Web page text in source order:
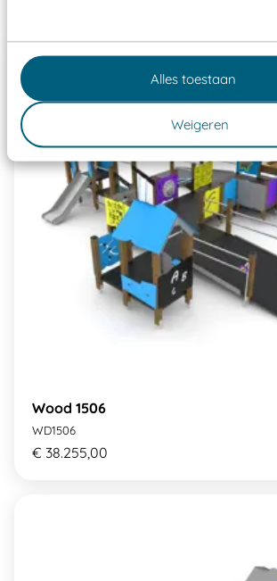
Alles toestaan
Weigeren
Wood 1506
WD1506
€ 38.255,00